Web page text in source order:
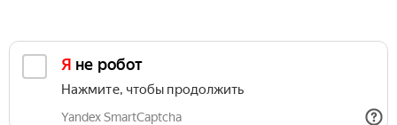
Я не робот
Нажмите, чтобы продолжить
Yandex SmartCaptcha